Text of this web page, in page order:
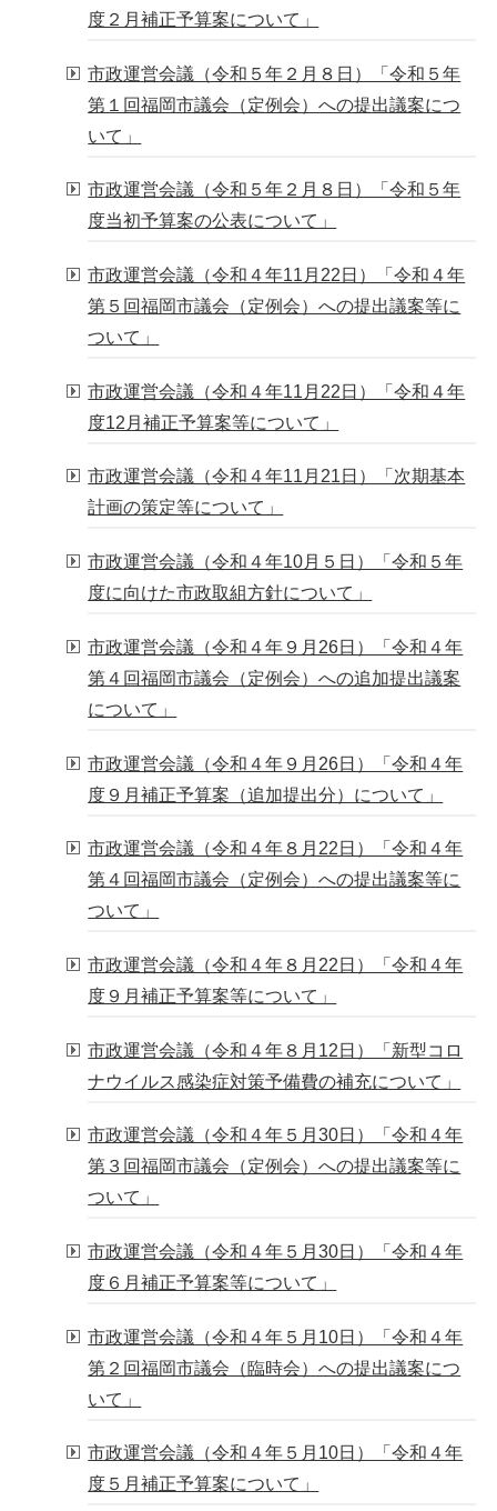
度２月補正予算案について」
市政運営会議（令和５年２月８日）「令和５年
第１回福岡市議会（定例会）への提出議案につ
いて」
市政運営会議（令和５年２月８日）「令和５年
度当初予算案の公表について」
市政運営会議（令和４年11月22日）「令和４年
第５回福岡市議会（定例会）への提出議案等に
ついて」
市政運営会議（令和４年11月22日）「令和４年
度12月補正予算案等について」
市政運営会議（令和４年11月21日）「次期基本
計画の策定等について」
市政運営会議（令和４年10月５日）「令和５年
度に向けた市政取組方針について」
市政運営会議（令和４年９月26日）「令和４年
第４回福岡市議会（定例会）への追加提出議案
について」
市政運営会議（令和４年９月26日）「令和４年
度９月補正予算案（追加提出分）について」
市政運営会議（令和４年８月22日）「令和４年
第４回福岡市議会（定例会）への提出議案等に
ついて」
市政運営会議（令和４年８月22日）「令和４年
度９月補正予算案等について」
市政運営会議（令和４年８月12日）「新型コロ
ナウイルス感染症対策予備費の補充について」
市政運営会議（令和４年５月30日）「令和４年
第３回福岡市議会（定例会）への提出議案等に
ついて」
市政運営会議（令和４年５月30日）「令和４年
度６月補正予算案等について」
市政運営会議（令和４年５月10日）「令和４年
第２回福岡市議会（臨時会）への提出議案につ
いて」
市政運営会議（令和４年５月10日）「令和４年
度５月補正予算案について」